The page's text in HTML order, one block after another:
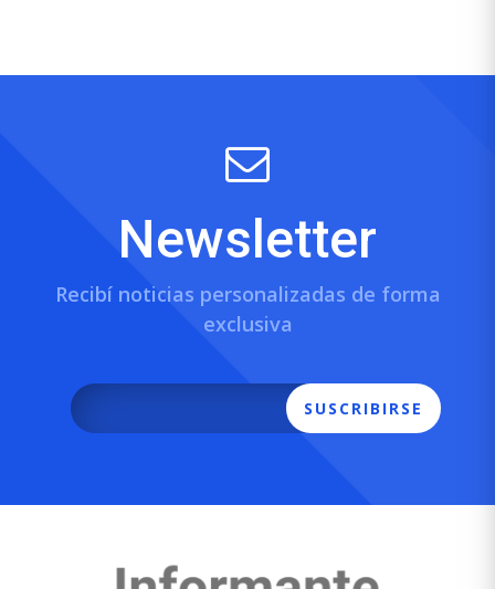
Newsletter
Recibí noticias personalizadas de forma
exclusiva
SUSCRIBIRSE